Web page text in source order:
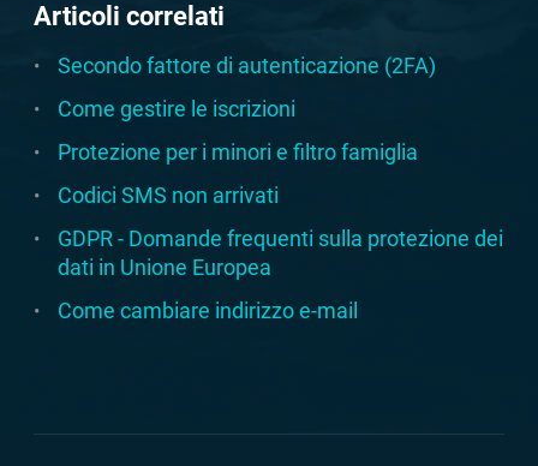
Articoli correlati
Secondo fattore di autenticazione (2FA)
Come gestire le iscrizioni
Protezione per i minori e filtro famiglia
Codici SMS non arrivati
GDPR - Domande frequenti sulla protezione dei
dati in Unione Europea
Come cambiare indirizzo e-mail